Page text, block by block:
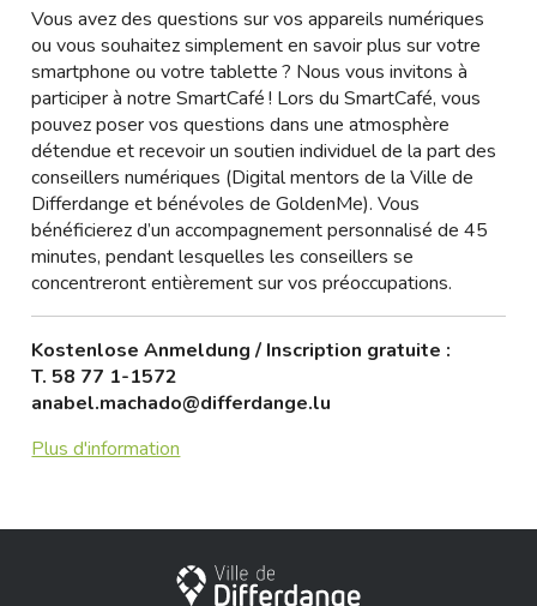
Vous avez des questions sur vos appareils numériques
ou vous souhaitez simplement en savoir plus sur votre
smartphone ou votre tablette ? Nous vous invitons à
participer à notre SmartCafé ! Lors du SmartCafé, vous
pouvez poser vos questions dans une atmosphère
détendue et recevoir un soutien individuel de la part des
conseillers numériques (Digital mentors de la Ville de
Differdange et bénévoles de GoldenMe). Vous
bénéficierez d’un accompagnement personnalisé de 45
minutes, pendant lesquelles les conseillers se
concentreront entièrement sur vos préoccupations.
Kostenlose Anmeldung / Inscription gratuite :
T. 58 77 1-1572
anabel.machado@differdange.lu
Plus d'information
City of Differdange